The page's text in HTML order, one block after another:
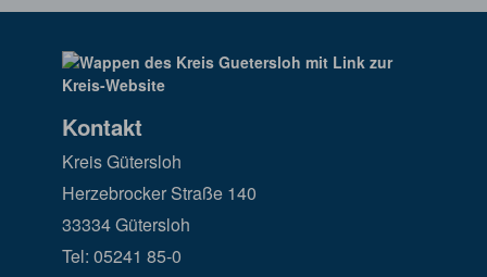
Kontakt
Kreis Gütersloh
Herzebrocker Straße 140
33334 Gütersloh
Tel: 05241 85-0